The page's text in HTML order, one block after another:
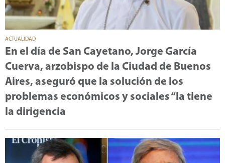
ACTUALIDAD
En el día de San Cayetano, Jorge García
Cuerva, arzobispo de la Ciudad de Buenos
Aires, aseguró que la solución de los
problemas económicos y sociales “la tiene
la dirigencia